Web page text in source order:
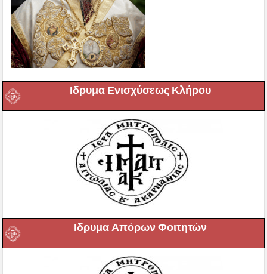
Ιδρυμα Ενισχύσεως Κλήρου
Ιδρυμα Απόρων Φοιτητών